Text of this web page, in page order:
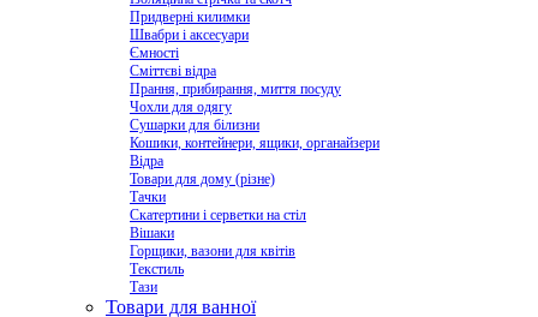
Придверні килимки
Швабри і аксесуари
Ємності
Сміттєві відра
Прання, прибирання, миття посуду
Чохли для одягу
Сушарки для білизни
Кошики, контейнери, ящики, органайзери
Відра
Товари для дому (різне)
Тачки
Скатертини і серветки на стіл
Вішаки
Горщики, вазони для квітів
Текстиль
Тази
Товари для ванної